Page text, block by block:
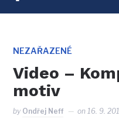
SIDEBAR
NAVIGATION
NEZAŘAZENÉ
Video –
motiv
by Ondřej Neff on16. 9.